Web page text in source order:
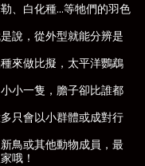
、白化種...等牠們的羽色
說，從外型就能分辨是
來做比擬，太平洋鸚鵡
小一隻，膽子卻比誰都
只會以小群體或成對行
鳥或其他動物成員，最
哦！